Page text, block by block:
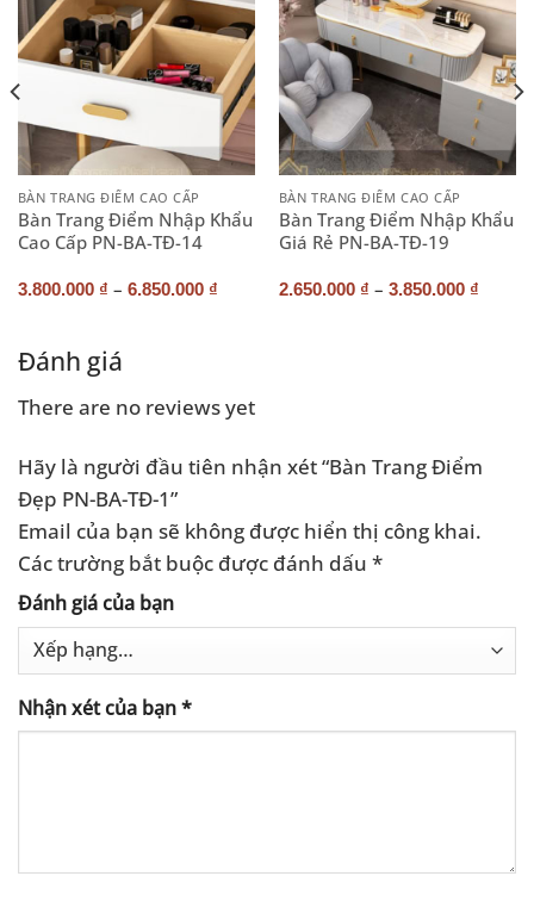
BÀN TRANG ĐIỂM CAO CẤP
Bàn Trang Điểm Nhập Khẩu
Cao Cấp PN-BA-TĐ-14
3.800.000 ₫ – 6.850.000 ₫
BÀN TRANG ĐIỂM CAO CẤP
Bàn Trang Điểm Nhập Khẩu
Giá Rẻ PN-BA-TĐ-19
2.650.000 ₫ – 3.850.000 ₫
Đánh giá
There are no reviews yet
Hãy là người đầu tiên nhận xét “Bàn Trang Điểm
Đẹp PN-BA-TĐ-1”
Email của bạn sẽ không được hiển thị công khai.
Các trường bắt buộc được đánh dấu *
Đánh giá của bạn
Nhận xét của bạn*